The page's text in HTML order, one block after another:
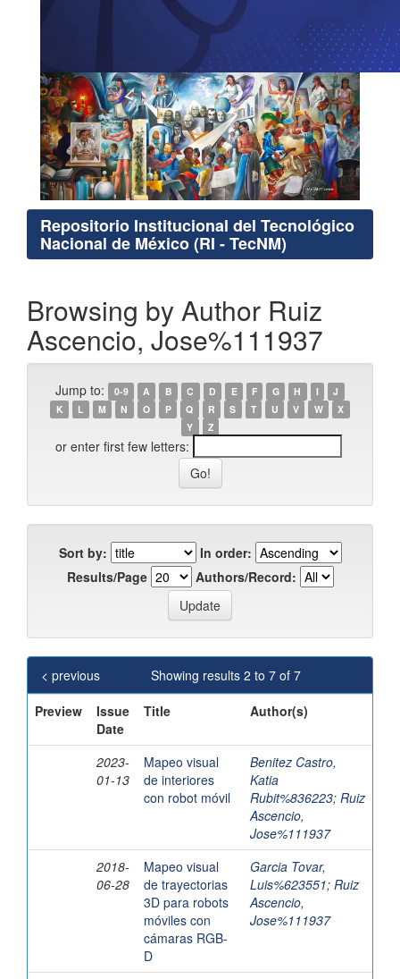
Repositorio Institucional del Tecnológico
Nacional de México (RI - TecNM)
Browsing by Author Ruiz
Ascencio, Jose%111937
Jump to: 0-9 A B C D E F G H I
J
K
L M N O P Q R S T U V W
X
Y
Z
or enter first few letters:
Sort by:
In order:
Results/Page
Authors/Record:
Showing results 2 to 7 of 7
< previous
Preview
Issue
Date
Title Author(s)
2023-
01-13
Mapeo visual
de interiores
con robot móvil
Benitez Castro,
Katia
Rubit%836223; Ruiz
Ascencio,
Jose%111937
2018-
06-28
Mapeo visual
de trayectorias
3D para robots
móviles con
cámaras RGB-
D
Garcia Tovar,
Luis%623551; Ruiz
Ascencio,
Jose%111937